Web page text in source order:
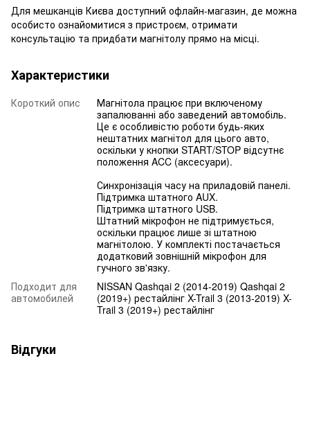
Для мешканців Києва доступний офлайн-магазин, де можна
особисто ознайомитися з пристроєм, отримати
консультацію та придбати магнітолу прямо на місці.
Характеристики
Короткий опис
Магнітола працює при включеному
запалюванні або заведений автомобіль.
Це є особливістю роботи будь-яких
нештатних магнітол для цього авто,
оскільки у кнопки START/STOP відсутнє
положення ACC (аксесуари).
Синхронізація часу на приладовій панелі.
Підтримка штатного AUX.
Підтримка штатного USB.
Штатний мікрофон не підтримується,
оскільки працює лише зі штатною
магнітолою. У комплекті постачається
додатковий зовнішній мікрофон для
гучного зв'язку.
Подходит для
автомобилей
NISSAN Qashqai 2 (2014-2019) Qashqai 2
(2019+) рестайлінг X-Trail 3 (2013-2019) X-
Trail 3 (2019+) рестайлінг
Відгуки